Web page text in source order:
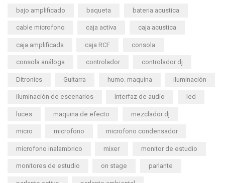
bajo amplificado baqueta bateria acustica
cable microfono caja activa caja acustica
caja amplificada caja RCF consola
consola análoga controlador controlador dj
Ditronics Guitarra humo. maquina iluminación
iluminación de escenarios Interfaz de audio led
luces maquina de efecto mezclador dj
micro microfono microfono condensador
microfono inalambrico mixer monitor de estudio
monitores de estudio on stage parlante